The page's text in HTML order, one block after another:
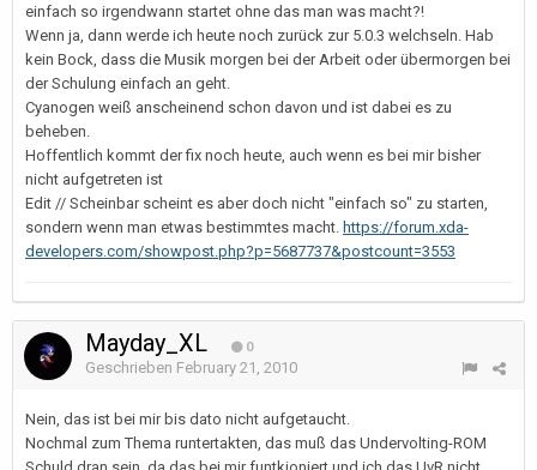
einfach so irgendwann startet ohne das man was macht?!
Wenn ja, dann werde ich heute noch zurück zur 5.0.3 welchseln. Hab
kein Bock, dass die Musik morgen bei der Arbeit oder übermorgen bei
der Schulung einfach an geht.
Cyanogen weiß anscheinend schon davon und ist dabei es zu
beheben.
Hoffentlich kommt der fix noch heute, auch wenn es bei mir bisher
nicht aufgetreten ist
Edit // Scheinbar scheint es aber doch nicht "einfach so" zu starten,
sondern wenn man etwas bestimmtes macht. https://forum.xda-
developers.com/showpost.php?p=5687737&postcount=3553
Mayday_XL 0
Geschrieben February 21, 2010
Nein, das ist bei mir bis dato nicht aufgetaucht.
Nochmal zum Thema runtertakten, das muß das Undervolting-ROM